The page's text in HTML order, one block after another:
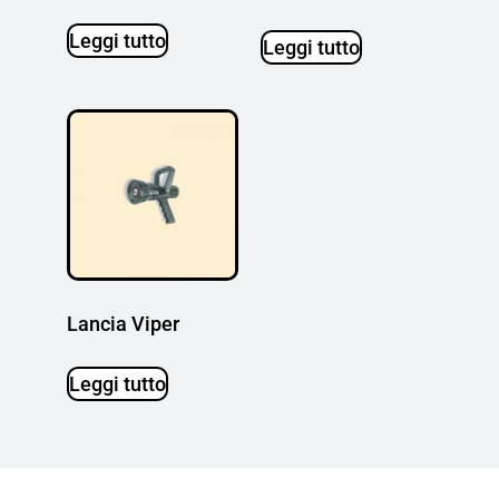
Leggi tutto Leggi tutto
Lancia Viper
Leggi tutto